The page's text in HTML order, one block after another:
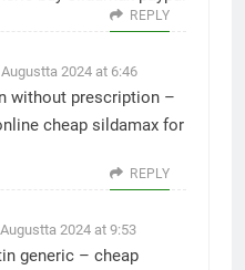
REPLY
Augustta 2024 at 6:46
without prescription –
cheap sildamax for
REPLY
2024 at 9:53
generic – cheap